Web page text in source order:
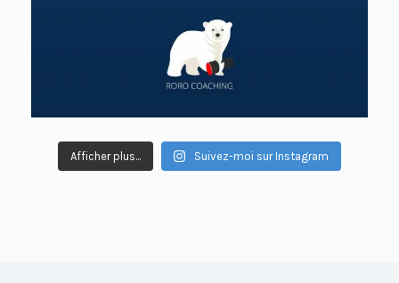
Afficher plus... Suivez-moi sur Instagram